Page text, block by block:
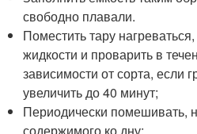
свободно плавали.
Поместить тару
жидкости и проварить в
зависимости от сорта, если
увеличить до 40 минут;
Периодически помешивать,
содержимого ко дну;